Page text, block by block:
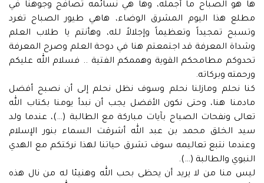
ها هو الصباح ما أجمله، وها هي نسائمه تصافح وجوهنا في
مطلع هذا اليوم المشرق الوضاء، هاهي طيور الصباح تغرد
وتسبح تمجيداً وتعظيماً وإجلالاً لله، وهأنتم يا طلاب العلم
وشداة المعرفة قد اجتمعتم هنا في دوحة العلم وصرح المعرفة
تحدوكم مطامحكم القوية وهممكم الفتية .. فسلام الله عليكم
ورحمته وبركاته.
كنا نحلم ومازلنا نحلم وسوف نظل نحلم إلى أن نصبح أفضل
مادمنا هنا، وحتى نكون الأفضل يجب أن نبدأ يومنا بكتاب الله
تعالى ونفحات الصباح بآيات مباركة مع الطالبة (…)، عندما ولد
سيد الخلق محمد بن عبد الله أشرقت السماء بنور الإسلام
وعندما نتبع تعاليمه سوف تشرق حياتنا لهذا نركتكم مع الهدي
النبوي والطالبة (…).
ليس منا من لا يريد أن يحظى بحب الله وهنيئا له من نال هذه